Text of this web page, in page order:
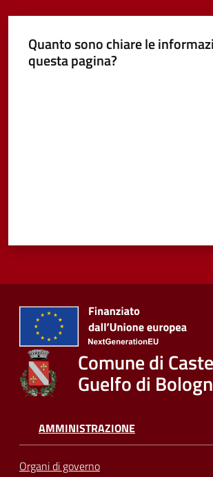
Vivere
Tutti
Seguici
su
Quanto sono chiare le
questa pagina?
Comune di
Guelfo di
AMMINISTRAZIONE
Organi di governo